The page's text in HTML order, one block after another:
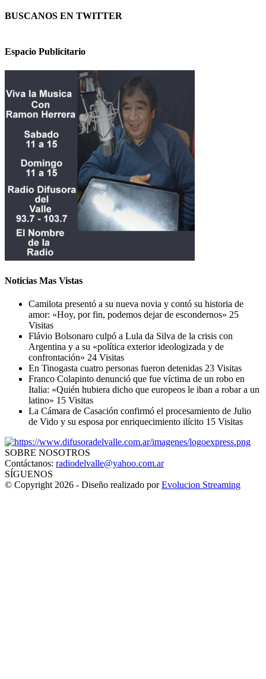
BUSCANOS EN TWITTER
Espacio Publicitario
Noticias Mas Vistas
Camilota presentó a su nueva novia y contó su historia de
amor: «Hoy, por fin, podemos dejar de escondernos» 25
Visitas
Flávio Bolsonaro culpó a Lula da Silva de la crisis con
Argentina y a su «política exterior ideologizada y de
confrontación» 24 Visitas
En Tinogasta cuatro personas fueron detenidas 23 Visitas
Franco Colapinto denunció que fue víctima de un robo en
Italia: «Quién hubiera dicho que europeos le iban a robar a un
latino» 15 Visitas
La Cámara de Casación confirmó el procesamiento de Julio
de Vido y su esposa por enriquecimiento ilícito 15 Visitas
SOBRE NOSOTROS
Contáctanos: radiodelvalle@yahoo.com.ar
SÍGUENOS
© Copyright 2026 - Diseño realizado porEvolucion Streaming